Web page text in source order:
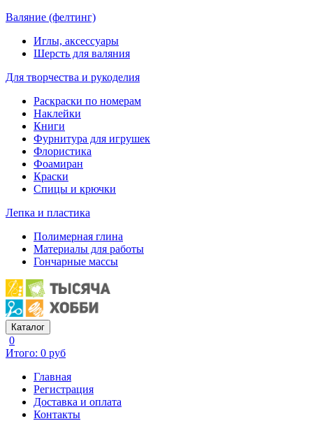
Валяние (фелтинг)
Иглы, аксессуары
Шерсть для валяния
Для творчества и рукоделия
Раскраски по номерам
Наклейки
Книги
Фурнитура для игрушек
Флористика
Фоамиран
Краски
Спицы и крючки
Лепка и пластика
Полимерная глина
Материалы для работы
Гончарные массы
Каталог
0
Итого: 0 руб
Главная
Регистрация
Доставка и оплата
Контакты